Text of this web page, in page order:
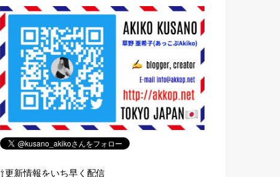
⇧更新情報をいち早く配信